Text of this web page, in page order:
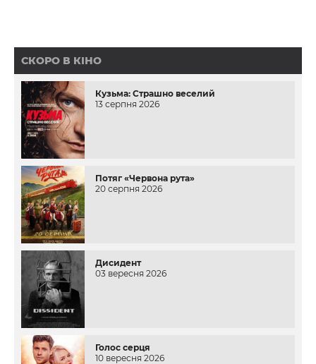
СКОРО В КІНО
Кузьма: Страшно веселий
13 серпня 2026
Потяг «Червона рута»
20 серпня 2026
Дисидент
03 вересня 2026
Голос серця
10 вересня 2026